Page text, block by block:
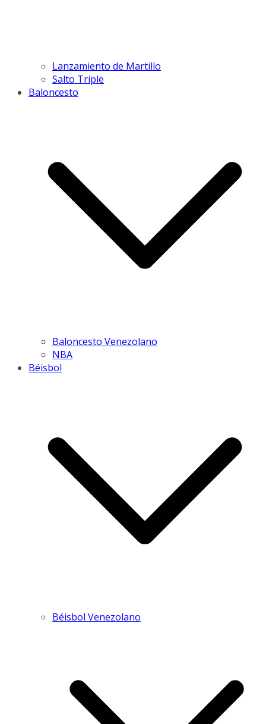
Lanzamiento de Martillo
Salto Triple
Baloncesto
Baloncesto Venezolano
NBA
Béisbol
Béisbol Venezolano